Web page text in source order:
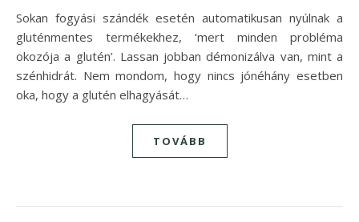
Sokan fogyási szándék esetén automatikusan nyúlnak a
gluténmentes termékekhez, ‘mert minden probléma
okozója a glutén’. Lassan jobban démonizálva van, mint a
szénhidrát. Nem mondom, hogy nincs jónéhány esetben
oka, hogy a glutén elhagyását…
TOVÁBB